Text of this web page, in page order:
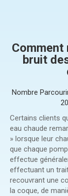
Comment
bruit
Nombre
Certains clients
eau chaude
» lorsque leur
que chaque
effectue
effectuant un
recouvrant une
la coque, de